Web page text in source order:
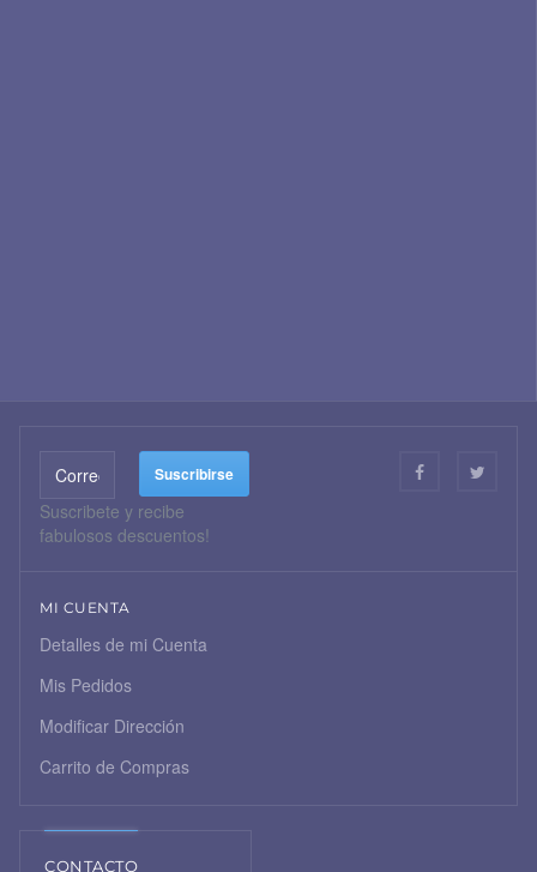
Suscribete y recibe
fabulosos descuentos!
MI CUENTA
Detalles de mi Cuenta
Mis Pedidos
Modificar Dirección
Carrito de Compras
CONTACTO